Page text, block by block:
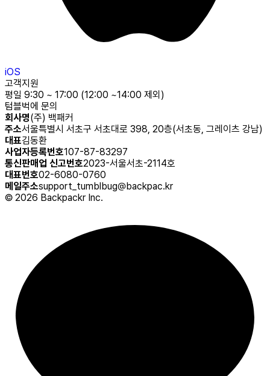
iOS
고객지원
평일 9:30 ~ 17:00 (12:00 ~14:00 제외)
텀블벅에 문의
회사명(주) 백패커
주소서울특별시 서초구 서초대로 398, 20층(서초동, 그레이츠 강남)
대표김동환
사업자등록번호107-87-83297
통신판매업 신고번호2023-서울서초-2114호
대표번호02-6080-0760
메일주소support_tumblbug@backpac.kr
© 2026 Backpackr Inc.